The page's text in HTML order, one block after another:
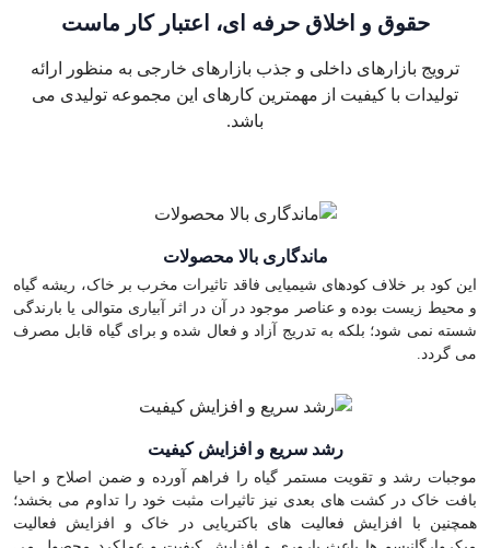
حقوق و اخلاق حرفه ای، اعتبار کار ماست
ترویج بازارهای داخلی و جذب بازارهای خارجی به منظور ارائه
تولیدات با کیفیت از مهمترین کارهای این مجموعه تولیدی می
باشد.
ماندگاری بالا محصولات
این کود بر خلاف کودهای شیمیایی فاقد تاثیرات مخرب بر خاک، ریشه گیاه
و محیط زیست بوده و عناصر موجود در آن در اثر آبیاری متوالی یا بارندگی
شسته نمی شود؛ بلکه به تدریج آزاد و فعال شده و برای گیاه قابل مصرف
می گردد.
رشد سریع و افزایش کیفیت
موجبات رشد و تقویت مستمر گیاه را فراهم آورده و ضمن اصلاح و احیا
بافت خاک در کشت های بعدی نیز تاثیرات مثبت خود را تداوم می بخشد؛
همچنین با افزایش فعالیت های باکتریایی در خاک و افزایش فعالیت